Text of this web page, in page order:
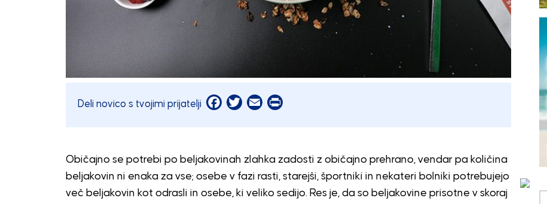
Deli novico s tvojimi prijatelji Facebook
Twitter
EmailPrint
Običajno se potrebi po beljakovinah zlahka zadosti z običajno prehrano, vendar pa količina
beljakovin ni enaka za vse; osebe v fazi rasti, starejši, športniki in nekateri bolniki potrebujejo
več beljakovin kot odrasli in osebe, ki veliko sedijo. Res je, da so beljakovine prisotne v skoraj